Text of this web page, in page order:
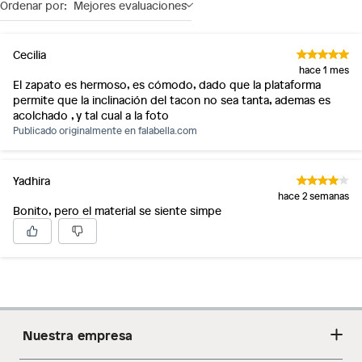
Ordenar por: Mejores evaluaciones
Cecilia
hace 1 mes
El zapato es hermoso, es cómodo, dado que la plataforma
permite que la inclinación del tacon no sea tanta, ademas es
acolchado , y tal cual a la foto
Publicado originalmente enfalabella.com
Yadhira
hace 2 semanas
Bonito, pero el material se siente simpe
Nuestra empresa